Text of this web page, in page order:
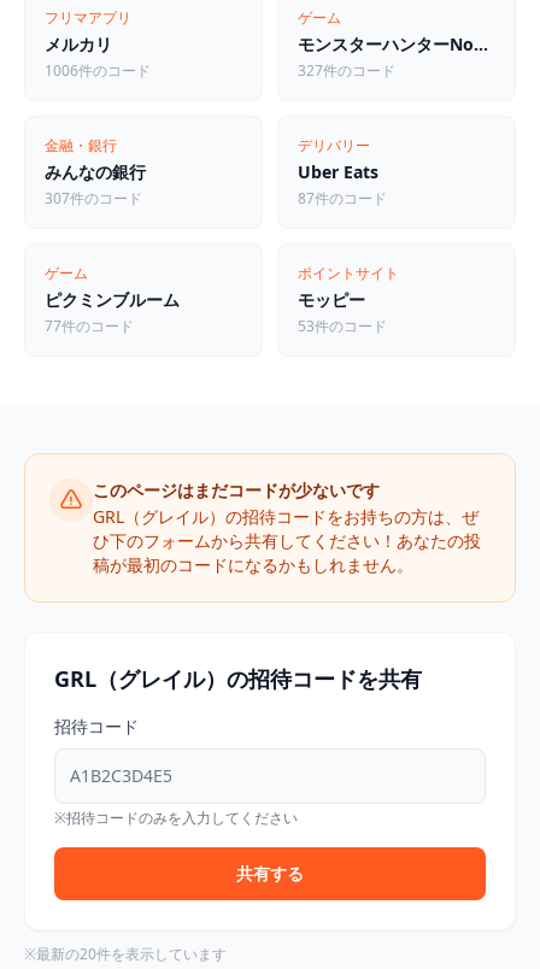
フリマアプリ
メルカリ
1006件のコード
ゲーム
モンスターハンターNow（モンハンNow）
327件のコード
金融・銀行
みんなの銀行
307件のコード
デリバリー
Uber Eats
87件のコード
ゲーム
ピクミンブルーム
77件のコード
ポイントサイト
モッピー
53件のコード
このページはまだコードが少ないです
GRL（グレイル）の招待コードをお持ちの方は、ぜ
ひ下のフォームから共有してください！あなたの投
稿が最初のコードになるかもしれません。
GRL（グレイル）の招待コードを共有
招待コード
※招待コードのみを入力してください
共有する
※最新の20件を表示しています